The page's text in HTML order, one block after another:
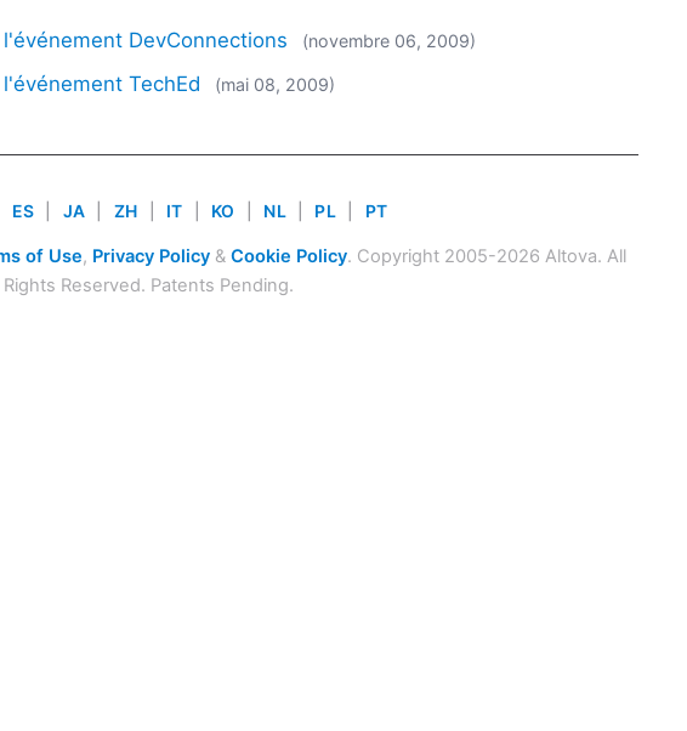
DevConnections (novembre 06, 2009)
TechEd (mai 08, 2009)
ES JA ZH IT KO NL PL PT
of Use, Privacy Policy& Cookie Policy. Copyright 2005-2026 Altova. All
Rights Reserved. Patents Pending.